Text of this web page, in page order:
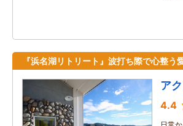
『浜名湖リトリート』波打ち際で心整う
ア
4.4